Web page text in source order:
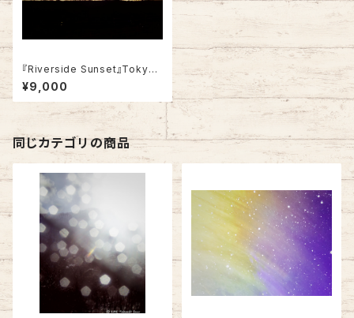
『Riverside Sunset』Tokyo,
2014 (A4・Not framed）
¥9,000
同じカテゴリの商品